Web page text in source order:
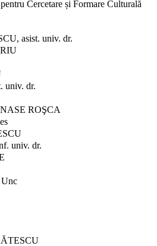
Cercetare și Formare Culturală
asist. univ. dr.
univ. dr.
ROŞCA
univ. dr.